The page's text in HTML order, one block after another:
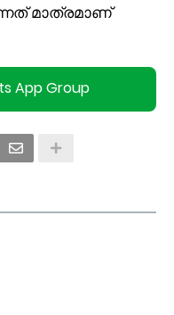
മാത്രമാണ്
App Group